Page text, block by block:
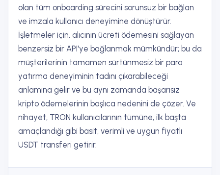
olan tüm onboarding sürecini sorunsuz bir bağlan
ve imzala kullanıcı deneyimine dönüştürür.
İşletmeler için, alıcının ücreti ödemesini sağlayan
benzersiz bir API'ye bağlanmak mümkündür; bu da
müşterilerinin tamamen sürtünmesiz bir para
yatırma deneyiminin tadını çıkarabileceği
anlamına gelir ve bu aynı zamanda başarısız
kripto ödemelerinin başlıca nedenini de çözer. Ve
nihayet, TRON kullanıcılarının tümüne, ilk başta
amaçlandığı gibi basit, verimli ve uygun fiyatlı
USDT transferi getirir.